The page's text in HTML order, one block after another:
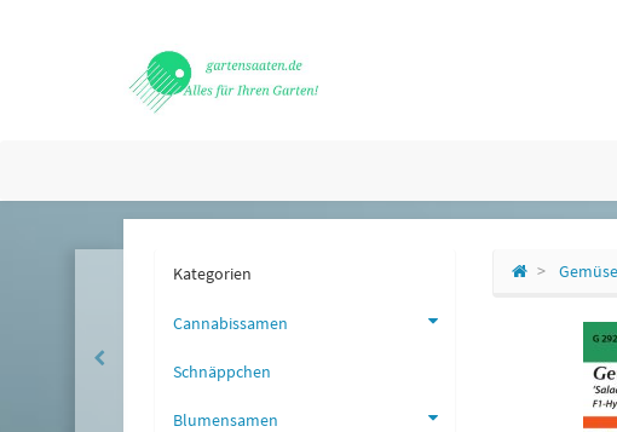
Kategorien
Cannabissamen
Schnäppchen
Blumensamen